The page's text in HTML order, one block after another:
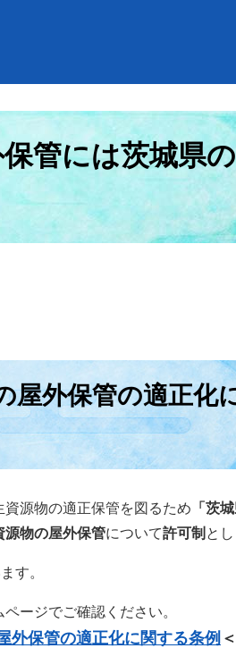
管には茨城県
屋外保管の適正化
源物の適正保管を図るため 「茨
源物の屋外保管について許可制 とし
す。
ージでご確認ください。
外保管の適正化に関する条例